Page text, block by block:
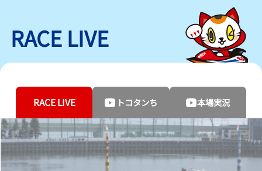
RACE LIVE
RACE LIVE トコタンち 本場実況